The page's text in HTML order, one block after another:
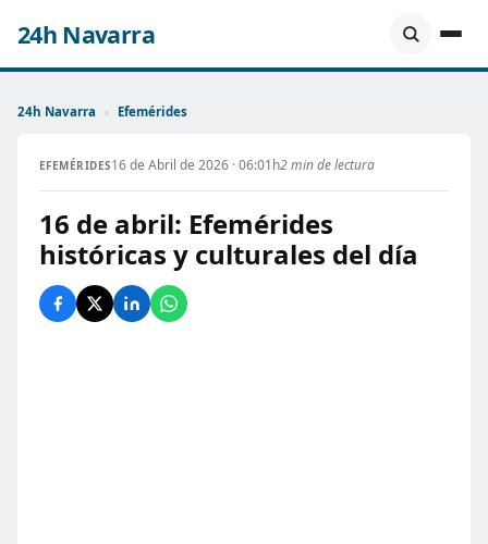
24h Navarra
24h Navarra › Efemérides
EFEMÉRIDES16 de Abril de 2026 · 06:01h2 min de lectura
16 de abril: Efemérides
históricas y culturales del día